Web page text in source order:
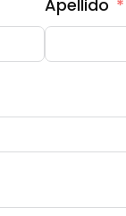
Apellido